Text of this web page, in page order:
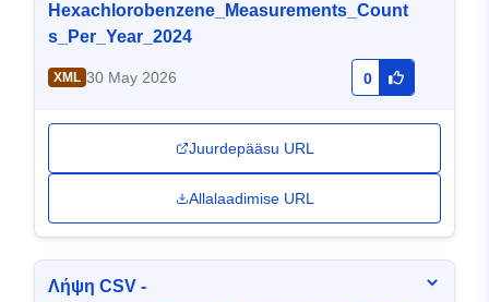
Hexachlorobenzene_Measurements_Count
s_Per_Year_2024
XML 30 May 2026 0
Juurdepääsu URL
Allalaadimise URL
Λήψη CSV -